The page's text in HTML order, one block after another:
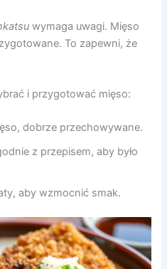
wymaga uwagi. Mięso
To zapewni, że
i przygotować mięso:
dobrze przechowywane.
z przepisem, aby było
aby wzmocnić smak.